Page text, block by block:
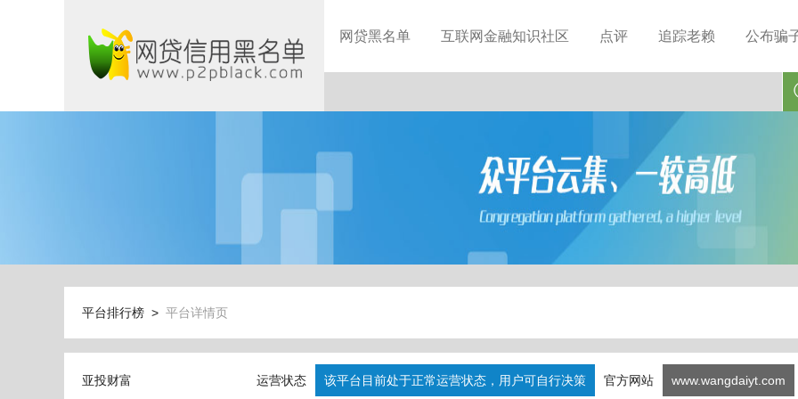
网贷黑名单 互联网金融知识社区 点评 追踪老赖 公布骗
平台排行榜 > 平台详情页
亚投财富 运营状态 该平台目前处于正常运营状态，用户可自行决策 官方网站 www.wangdaiyt.com